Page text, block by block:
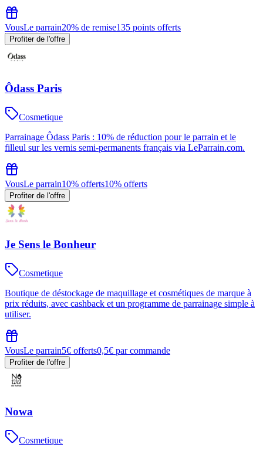
VousLe parrain20% de remise135 points offerts
Profiter de l'offre
Ôdass Paris
Cosmetique
Parrainage Ôdass Paris : 10% de réduction pour le parrain et le
filleul sur les vernis semi-permanents français via LeParrain.com.
VousLe parrain10% offerts10% offerts
Profiter de l'offre
Je Sens le Bonheur
Cosmetique
Boutique de déstockage de maquillage et cosmétiques de marque à
prix réduits, avec cashback et un programme de parrainage simple à
utiliser.
VousLe parrain5€ offerts0,5€ par commande
Profiter de l'offre
Nowa
Cosmetique